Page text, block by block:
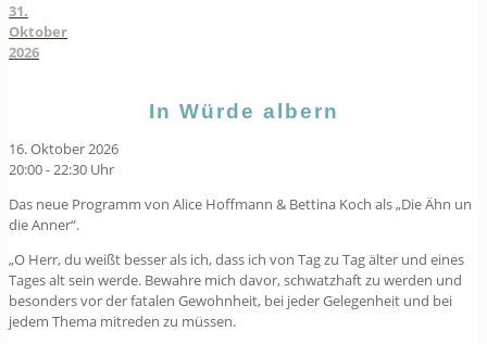
31.
Oktober
2026
In Würde albern
16. Oktober 2026
20:00 - 22:30 Uhr
Das neue Programm von Alice Hoffmann & Bettina Koch als „Die Ähn un
die Anner“.
„O Herr, du weißt besser als ich, dass ich von Tag zu Tag älter und eines
Tages alt sein werde. Bewahre mich davor, schwatzhaft zu werden und
besonders vor der fatalen Gewohnheit, bei jeder Gelegenheit und bei
jedem Thema mitreden zu müssen.